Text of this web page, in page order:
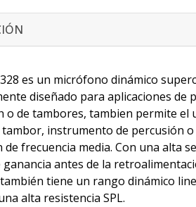
es un micrófono dinámico
diseñado para aplicaciones de
o de tambores, tambien permite el
instrumento de percusión
de frecuencia media. Con una alta
ganancia antes de la
tiene un rango dinámico
alta resistencia SPL.